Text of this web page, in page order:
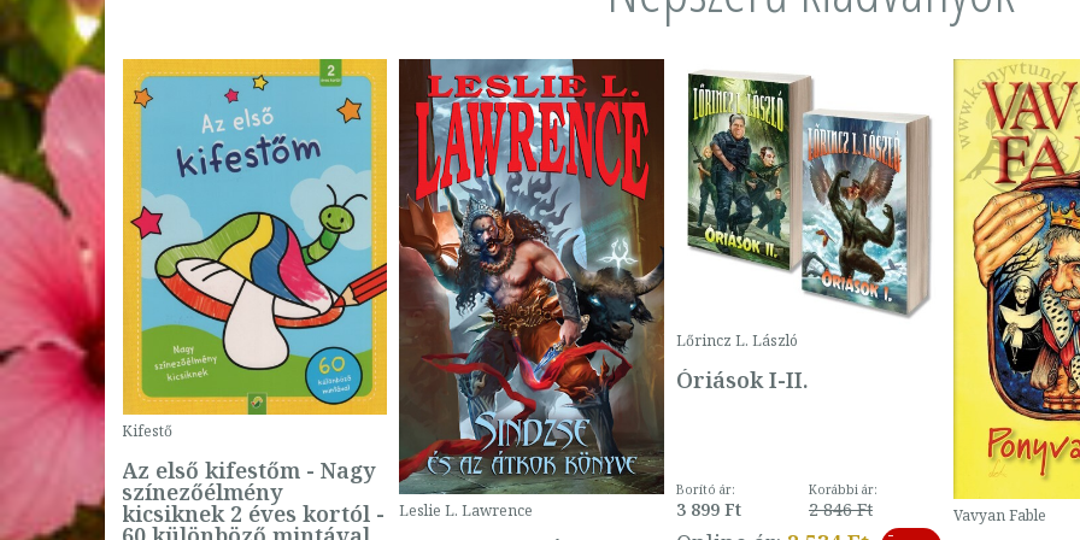
Kifestő
Az első kifestőm - Nagy
színezőélmény
kicsiknek 2 éves kortól - Leslie L. Lawrence
Lőrincz L. László
Óriások I-II.
Borító ár:
3 899 Ft
Korábbi ár:
2 846 Ft
-
Vavyan Fable